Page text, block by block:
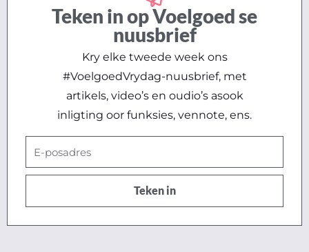
Teken in op Voelgoed se
nuusbrief
Kry elke tweede week ons
#VoelgoedVrydag-nuusbrief, met
artikels, video’s en oudio’s asook
inligting oor funksies, vennote, ens.
posadres
Teken in